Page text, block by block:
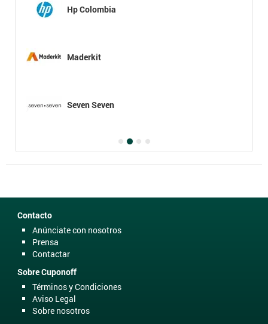
Hp Colombia
Maderkit
Seven Seven
Contacto
Anúnciate con nosotros
Prensa
Contactar
Sobre Cuponoff
Términos y Condiciones
Aviso Legal
Sobre nosotros